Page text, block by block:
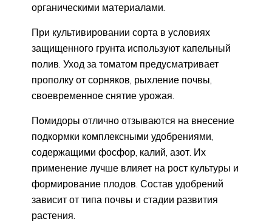
органическими материалами.
При культивировании сорта в условиях
защищенного грунта используют капельный
полив. Уход за томатом предусматривает
прополку от сорняков, рыхление почвы,
своевременное снятие урожая.
Помидоры отлично отзываются на внесение
подкормки комплексными удобрениями,
содержащими фосфор, калий, азот. Их
применение лучше влияет на рост культуры и
формирование плодов. Состав удобрений
зависит от типа почвы и стадии развития
растения.